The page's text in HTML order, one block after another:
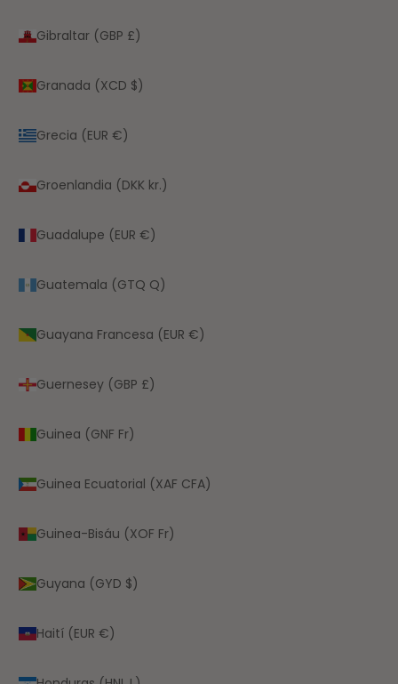
Gibraltar (GBP £)
Granada (XCD $)
Grecia (EUR €)
Groenlandia (DKK kr.)
Guadalupe (EUR €)
Guatemala (GTQ Q)
Guayana Francesa (EUR €)
Guernesey (GBP £)
Guinea (GNF Fr)
Guinea Ecuatorial (XAF CFA)
Guinea-Bisáu (XOF Fr)
Guyana (GYD $)
Haití (EUR €)